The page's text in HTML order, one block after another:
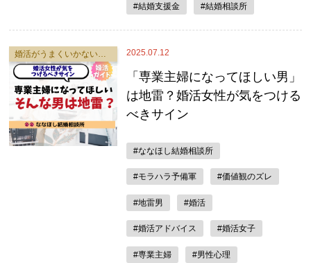
#結婚支援金 #結婚相談所
2025.07.12
「専業主婦になってほしい男」
は地雷？婚活女性が気をつける
べきサイン
#ななほし結婚相談所
#モラハラ予備軍 #価値観のズレ
#地雷男 #婚活
#婚活アドバイス #婚活女子
#専業主婦 #男性心理